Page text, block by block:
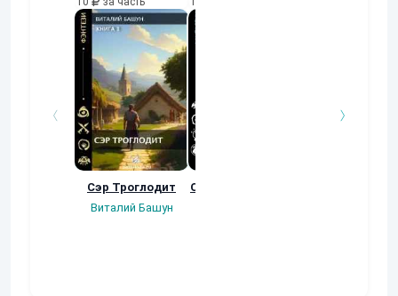
Сэр Троглодит
Виталий Башун
Осколки прошлого